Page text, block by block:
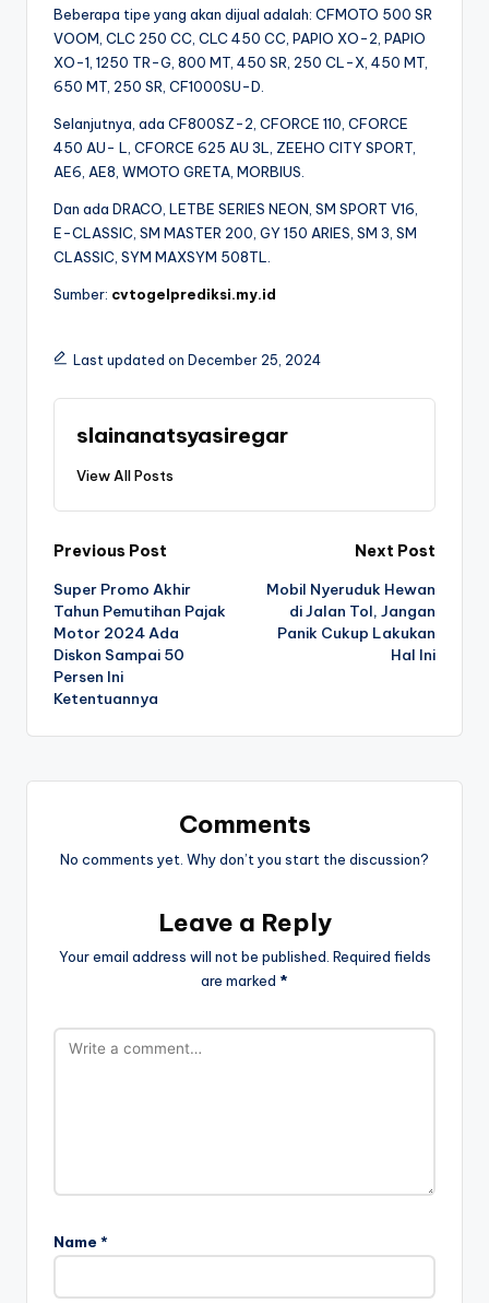
Beberapa tipe yang akan dijual adalah: CFMOTO 500 SR
VOOM, CLC 250 CC, CLC 450 CC, PAPIO XO-2, PAPIO
XO-1, 1250 TR-G, 800 MT, 450 SR, 250 CL-X, 450 MT,
650 MT, 250 SR, CF1000SU-D.
Selanjutnya, ada CF800SZ-2, CFORCE 110, CFORCE
450 AU- L, CFORCE 625 AU 3L, ZEEHO CITY SPORT,
AE6, AE8, WMOTO GRETA, MORBIUS.
Dan ada DRACO, LETBE SERIES NEON, SM SPORT V16,
E-CLASSIC, SM MASTER 200, GY 150 ARIES, SM 3, SM
CLASSIC, SYM MAXSYM 508TL.
Sumber: cvtogelprediksi.my.id
Last updated on December 25, 2024
slainanatsyasiregar
View All Posts
Post
navigation
Previous Post
Super Promo Akhir
Tahun Pemutihan Pajak
Motor 2024 Ada
Diskon Sampai 50
Persen Ini
Ketentuannya
Next Post
Mobil Nyeruduk Hewan
di Jalan Tol, Jangan
Panik Cukup Lakukan
Hal Ini
Comments
No comments yet. Why don’t you start the discussion?
Leave a Reply
Your email address will not be published. Required fields
are marked *
Name *